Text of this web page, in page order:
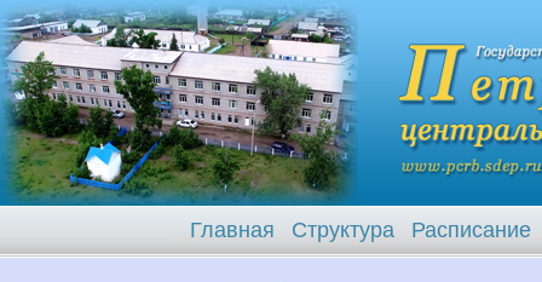
Главная Структура Расписание